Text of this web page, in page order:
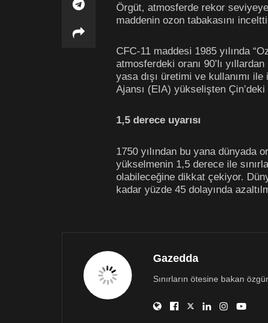
Örgüt, atmosferde rekor
maddenin ozon tabakasını
CFC-11 maddesi 1985 yılında
atmosferdeki oranı 90’lı
yasa dışı üretimi ve kullanımı
Ajansı (EIA) yükselişten
1,5 derece uyarısı
1750 yılından bu yana dünyada
yükselmenin 1,5 derece ile
olabileceğine dikkat çekiyor.
kadar yüzde 45 dolayında
Gazedda
Sınırların ötesine bakan